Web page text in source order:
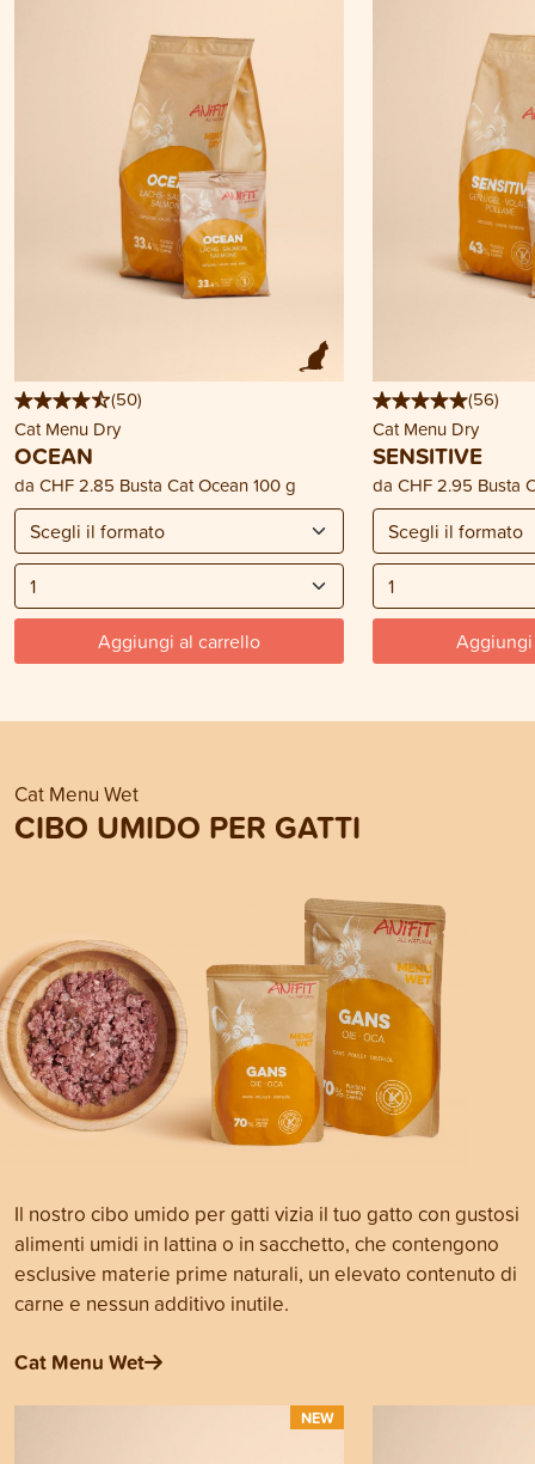
(50)
Cat Menu Dry
OCEAN
da CHF 2.85 Busta Cat Ocean 100 g
Aggiungi al carrello
(56)
Cat Menu Dry
SENSITIVE
da CHF 2.95 Busta
Cat Menu Wet
CIBO UMIDO PER GATTI
Il nostro cibo umido per gatti vizia il tuo gatto con gustosi
alimenti umidi in lattina o in sacchetto, che contengono
esclusive materie prime naturali, un elevato contenuto di
carne e nessun additivo inutile.
Cat Menu Wet
NEW